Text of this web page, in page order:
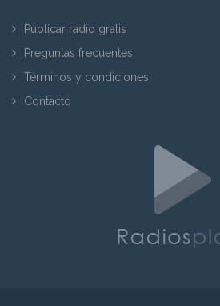
Publicar radio gratis
Preguntas frecuentes
Términos y condiciones
Contacto